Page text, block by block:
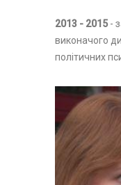
2013 - 2015 -
виконачого
політичних